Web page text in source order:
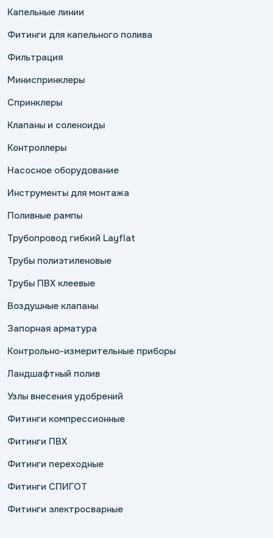
Капельные линии
Фитинги для капельного полива
Фильтрация
Миниспринклеры
Спринклеры
Клапаны и соленоиды
Контроллеры
Насосное оборудование
Инструменты для монтажа
Поливные рампы
Трубопровод гибкий Layflat
Трубы полиэтиленовые
Трубы ПВХ клеевые
Воздушные клапаны
Запорная арматура
Контрольно-измерительные приборы
Ландшафтный полив
Узлы внесения удобрений
Фитинги компрессионные
Фитинги ПВХ
Фитинги переходные
Фитинги СПИГОТ
Фитинги электросварные